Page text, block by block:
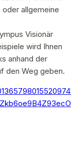
allgemeine
Visionär
wird Ihnen
anhand der
den Weg geben.